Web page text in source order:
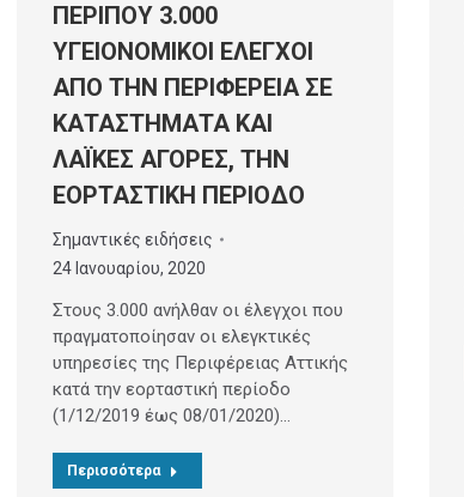
ΠΕΡΙΠΟΥ 3.000
ΥΓΕΙΟΝΟΜΙΚΟΙ ΕΛΕΓΧΟΙ
ΑΠΟ ΤΗΝ ΠΕΡΙΦΕΡΕΙΑ ΣΕ
ΚΑΤΑΣΤΗΜΑΤΑ ΚΑΙ
ΛΑΪΚΕΣ ΑΓΟΡΕΣ, ΤΗΝ
ΕΟΡΤΑΣΤΙΚΗ ΠΕΡΙΟΔΟ
Σημαντικές ειδήσεις
24 Ιανουαρίου, 2020
Στους 3.000 ανήλθαν οι έλεγχοι που
πραγματοποίησαν οι ελεγκτικές
υπηρεσίες της Περιφέρειας Αττικής
κατά την εορταστική περίοδο
(1/12/2019 έως 08/01/2020)…
Περισσότερα